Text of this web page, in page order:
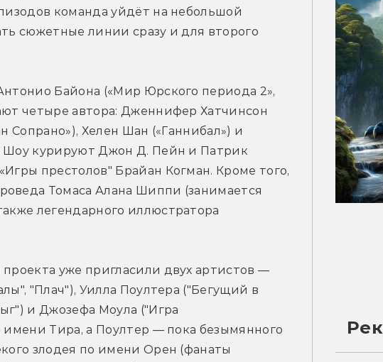
команда уйдёт на небольшой
сюжетные линии сразу и для второго
Байона («Мир Юрского периода 2»,
четыре автора: Дженнифер Хатчинсон
Сопрано»), Хелен Шан («Ганнибал») и
Шоу курируют Джон Д. Пейн и Патрик
престолов" Брайан Когман. Кроме того,
Томаса Алана Шиппи (занимается
легендарного иллюстратора
уже пригласили двух артистов —
"Плач"), Уилла Поултера ("Бегущий в
и Джозефа Моула ("Игра
имени Тира, а Поултер — пока безымянного
злодея по имени Орен (фанаты